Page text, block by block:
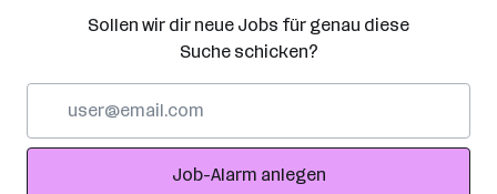
Sollen wir dir neue Jobs für genau diese
Suche schicken?
Adresse
Job-Alarm anlegen